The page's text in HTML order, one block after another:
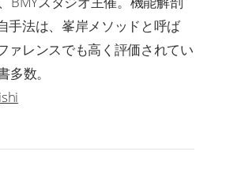
手法は、峯岸メソッドと呼ば
ァレンスでも高く評価されてい
多数。